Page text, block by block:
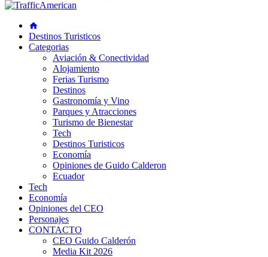
Destinos Turisticos
Categorias
Aviación & Conectividad
Alojamiento
Ferias Turismo
Destinos
Gastronomía y Vino
Parques y Atracciones
Turismo de Bienestar
Tech
Destinos Turisticos
Economía
Opiniones de Guido Calderon
Ecuador
Tech
Economía
Opiniones del CEO
Personajes
CONTACTO
CEO Guido Calderón
Media Kit 2026